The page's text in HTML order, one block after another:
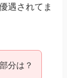
遇されてま
分は？